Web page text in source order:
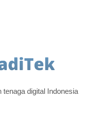
digital Indonesia